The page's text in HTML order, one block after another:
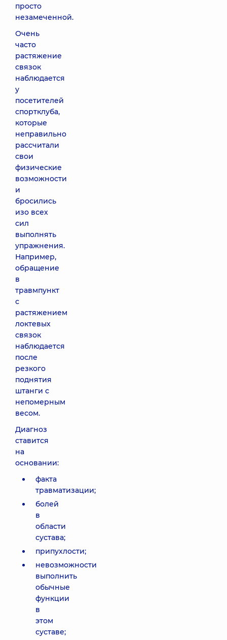
просто
незамеченной.
Очень
часто
растяжение
связок
наблюдается
у
посетителей
спортклуба,
которые
неправильно
рассчитали
свои
физические
возможности
и
бросились
изо всех
сил
выполнять
упражнения.
Например,
обращение
в
травмпункт
с
растяжением
локтевых
связок
наблюдается
после
резкого
поднятия
штанги с
непомерным
весом.
Диагноз
ставится
на
основании:
факта
травматизации;
болей
в
области
сустава;
припухлости;
невозможности
выполнить
обычные
функции
в
этом
суставе;